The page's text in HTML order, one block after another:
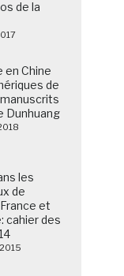
de la
en Chine
de
Dunhuang
les
de
et
cahier des